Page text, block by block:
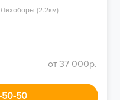
(2.2км)
от 37 000р.
50-50